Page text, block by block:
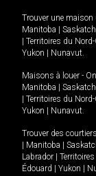
Trouver une maison
Manitoba |
| Territoires du
Yukon | Nunavut
Maisons à louer -
Manitoba |
| Territoires du
Yukon | Nunavut
Trouver des
| Manitoba |
Labrador |
Édouard | Yukon |